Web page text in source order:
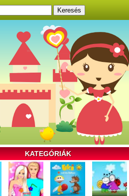
KATEGÓRIÁK